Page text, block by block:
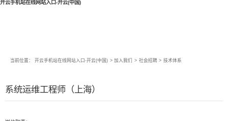
开云手机站在线网站入口-开云(中国)
当前位置： 开云手机站在线网站入口-开云(中国) > 加入我们 > 社会招聘 > 技术体系
系统运维工程师（上海）